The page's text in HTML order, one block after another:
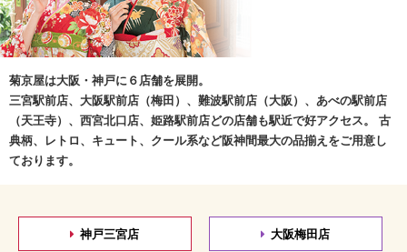
菊京屋は大阪・神戸に６店舗を展開。
三宮駅前店、大阪駅前店（梅田）、難波駅前店（大阪）、あべの駅前店
（天王寺）、西宮北口店、姫路駅前店どの店舗も駅近で好アクセス。 古
典柄、レトロ、キュート、クール系など阪神間最大の品揃えをご用意し
ております。
神戸三宮店 大阪梅田店